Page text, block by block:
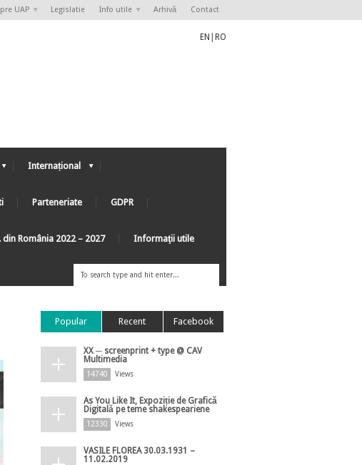
UAP Legislatie Info utile Arhivă Contact
EN RO
Internațional
Parteneriate GDPR
România 2022 – 2027 Informaţii utile
Popular Recent Facebook
XX ─ screenprint + type @ CAV
Multimedia
14740 Views
As You Like It, Expoziție de Grafică
Digitală pe teme shakespeariene
12330 Views
VASILE FLOREA 30.03.1931 –
11.02.2019